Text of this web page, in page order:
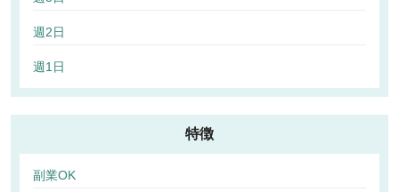
週2日
週1日
特徴
副業OK